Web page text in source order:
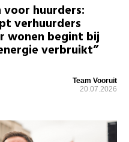
huurders:
verhuurders
wonen begint bij
verbruikt”
Team Vooruit
20.07.2026